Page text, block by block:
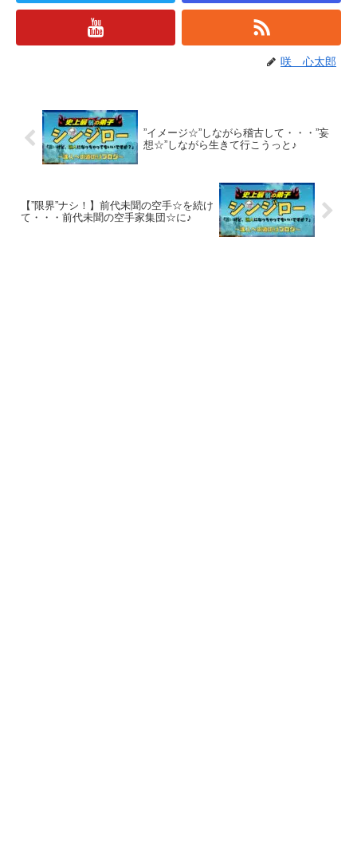
咲 心太郎
”イメージ☆”しながら稽古して・・・”妄
想☆”しながら生きて行こうっと♪
【”限界”ナシ！】前代未聞の空手☆を続け
て・・・前代未聞の空手家集団☆に♪